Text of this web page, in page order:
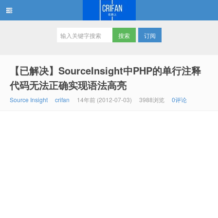
订阅
【已解决】SourceInsight中PHP的单行注释
代码无法正确实现语法高亮
Source Insight crifan 14年前 (2012-07-03) 3988浏览 0评论